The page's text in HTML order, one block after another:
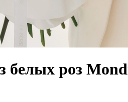
белых роз